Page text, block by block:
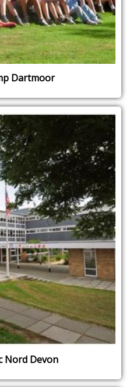
Dartmoor
Nord Devon